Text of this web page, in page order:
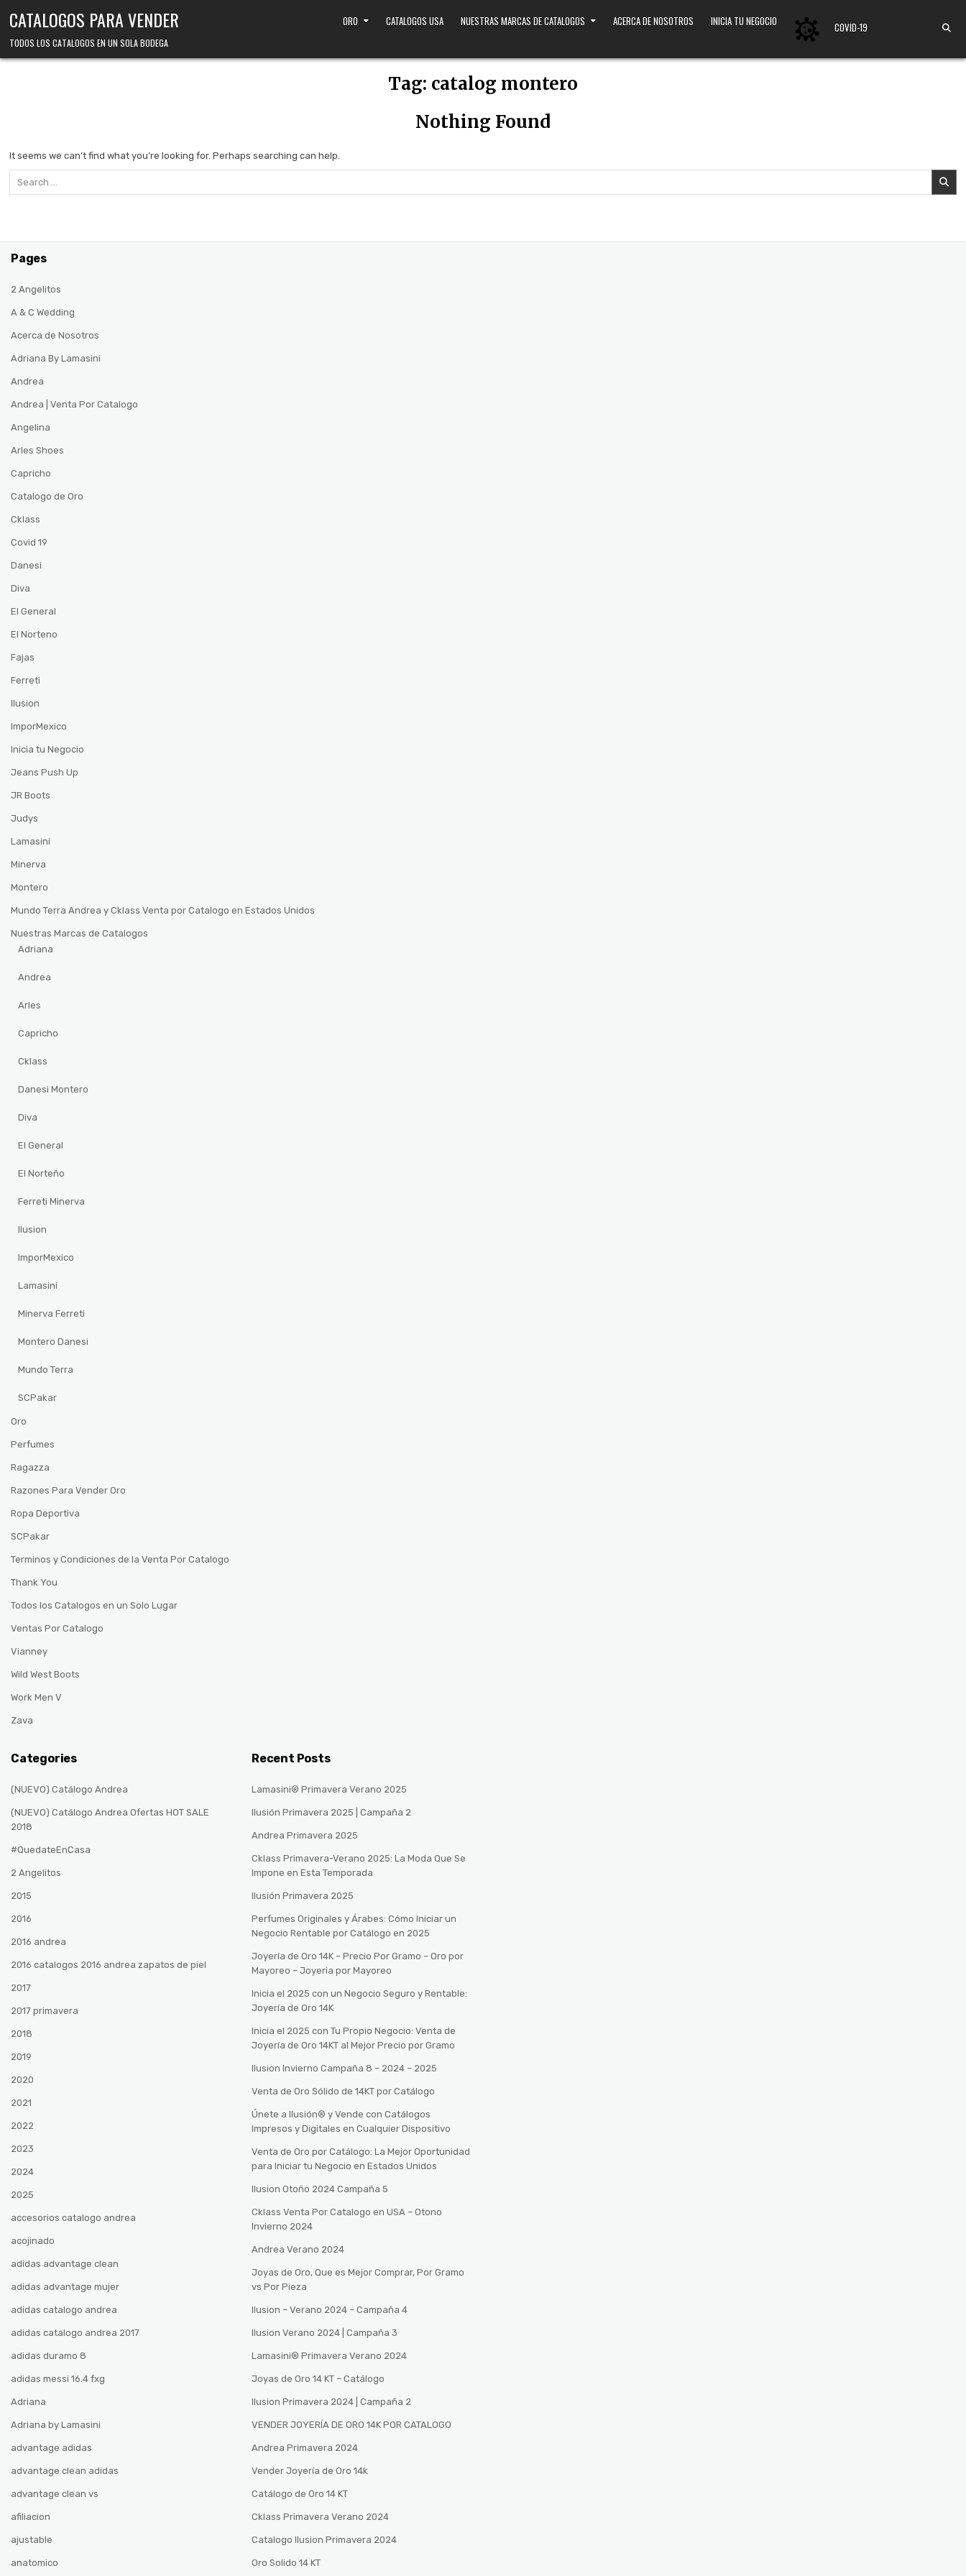
CATALOGOS PARA VENDER
TODOS LOS CATALOGOS EN UN SOLA BODEGA
ORO CATALOGOS USA NUESTRAS MARCAS DE CATALOGOS ACERCA DE NOSOTROS INICIA TU NEGOCIO COVID-19
Tag: catalog montero
Nothing Found
It seems we can’t find what you’re looking for. Perhaps searching can help.
Pages
2 Angelitos
A & C Wedding
Acerca de Nosotros
Adriana By Lamasini
Andrea
Andrea | Venta Por Catalogo
Angelina
Arles Shoes
Capricho
Catalogo de Oro
Cklass
Covid 19
Danesi
Diva
El General
El Norteno
Fajas
Ferreti
Ilusion
ImporMexico
Inicia tu Negocio
Jeans Push Up
JR Boots
Judys
Lamasini
Minerva
Montero
Mundo Terra Andrea y Cklass Venta por Catalogo en Estados Unidos
Nuestras Marcas de Catalogos
Adriana
Andrea
Arles
Capricho
Cklass
Danesi Montero
Diva
El General
El Norteño
Ferreti Minerva
Ilusion
ImporMexico
Lamasini
Minerva Ferreti
Montero Danesi
Mundo Terra
SCPakar
Oro
Perfumes
Ragazza
Razones Para Vender Oro
Ropa Deportiva
SCPakar
Terminos y Condiciones de la Venta Por Catalogo
Thank You
Todos los Catalogos en un Solo Lugar
Ventas Por Catalogo
Vianney
Wild West Boots
Work Men V
Zava
Categories
(NUEVO) Catálogo Andrea
(NUEVO) Catálogo Andrea Ofertas HOT SALE
2018
#QuedateEnCasa
2 Angelitos
2015
2016
2016 andrea
2016 catalogos 2016 andrea zapatos de piel
2017
2017 primavera
2018
2019
2020
2021
2022
2023
2024
2025
accesorios catalogo andrea
acojinado
adidas advantage clean
adidas advantage mujer
adidas catalogo andrea
adidas catalogo andrea 2017
adidas duramo 8
adidas messi 16.4 fxg
Adriana
Adriana by Lamasini
advantage adidas
advantage clean adidas
advantage clean vs
afiliacion
ajustable
anatomico
Recent Posts
Lamasini® Primavera Verano 2025
Ilusión Primavera 2025 | Campaña 2
Andrea Primavera 2025
Cklass Primavera-Verano 2025: La Moda Que Se
Impone en Esta Temporada
Ilusión Primavera 2025
Perfumes Originales y Árabes: Cómo Iniciar un
Negocio Rentable por Catálogo en 2025
Joyería de Oro 14K – Precio Por Gramo – Oro por
Mayoreo – Joyeria por Mayoreo
Inicia el 2025 con un Negocio Seguro y Rentable:
Joyería de Oro 14K
Inicia el 2025 con Tu Propio Negocio: Venta de
Joyería de Oro 14KT al Mejor Precio por Gramo
Ilusion Invierno Campaña 8 – 2024 – 2025
Venta de Oro Sólido de 14KT por Catálogo
Únete a Ilusión® y Vende con Catálogos
Impresos y Digitales en Cualquier Dispositivo
Venta de Oro por Catálogo: La Mejor Oportunidad
para Iniciar tu Negocio en Estados Unidos
Ilusion Otoño 2024 Campaña 5
Cklass Venta Por Catalogo en USA – Otono
Invierno 2024
Andrea Verano 2024
Joyas de Oro, Que es Mejor Comprar, Por Gramo
vs Por Pieza
Ilusion – Verano 2024 – Campaña 4
Ilusion Verano 2024 | Campaña 3
Lamasini®️ Primavera Verano 2024
Joyas de Oro 14 KT – Catálogo
Ilusion Primavera 2024 | Campaña 2
VENDER JOYERÍA DE ORO 14K POR CATALOGO
Andrea Primavera 2024
Vender Joyería de Oro 14k
Catálogo de Oro 14 KT
Cklass Primavera Verano 2024
Catalogo Ilusion Primavera 2024
Oro Solido 14 KT